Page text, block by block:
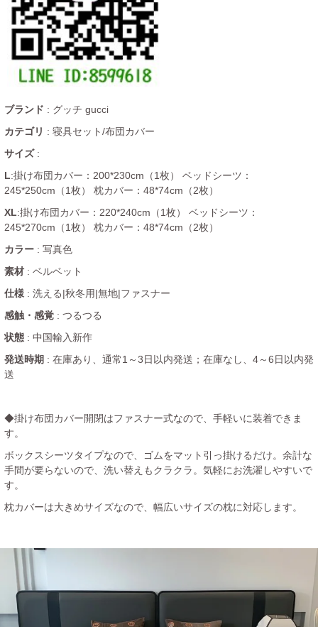
ブランド : グッチ gucci
カテゴリ : 寝具セット/布団カバー
サイズ:
L:掛け布団カバー：200*230cm（1枚） ベッドシーツ：
245*250cm（1枚） 枕カバー：48*74cm（2枚）
XL:掛け布団カバー：220*240cm（1枚） ベッドシーツ：
245*270cm（1枚） 枕カバー：48*74cm（2枚）
カラー : 写真色
素材 : ベルベット
仕様 : 洗える|秋冬用|無地|ファスナー
感触・感覚 : つるつる
状態 : 中国輸入新作
発送時期 : 在庫あり、通常1～3日以内発送；在庫なし、4～6日以内発
送
◆掛け布団カバー開閉はファスナー式なので、手軽いに装着できま
す。
ボックスシーツタイプなので、ゴムをマット引っ掛けるだけ。余計な
手間が要らないので、洗い替えもクラクラ。気軽にお洗濯しやすいで
す。
枕カバーは大きめサイズなので、幅広いサイズの枕に対応します。